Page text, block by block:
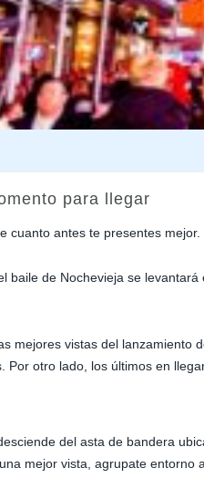
para llegar
cuanto antes te presentes
baile de Nochevieja se
mejores vistas del lanzamiento
Por otro lado, los últimos en
del asta de bandera
mejor vista, agrupate